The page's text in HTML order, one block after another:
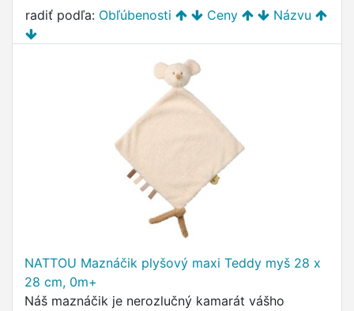
radiť podľa: Obľúbenosti Ceny Názvu
NATTOU Maznáčik plyšový maxi Teddy myš 28 x
28 cm, 0m+
Náš maznáčik je nerozlučný kamarát vášho